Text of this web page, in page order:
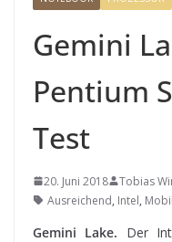
Gemini
Pentium
Test
20. Juni 2018
Tobias
Ausreichend, Intel, Mobil
Gemini Lake. Der